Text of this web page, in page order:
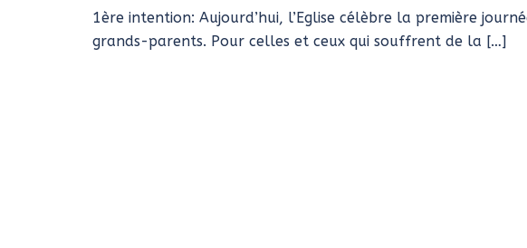
1ère intention: Aujourd’hui, l’Eglise célèbre la première
grands-parents. Pour celles et ceux qui souffrent de la […]